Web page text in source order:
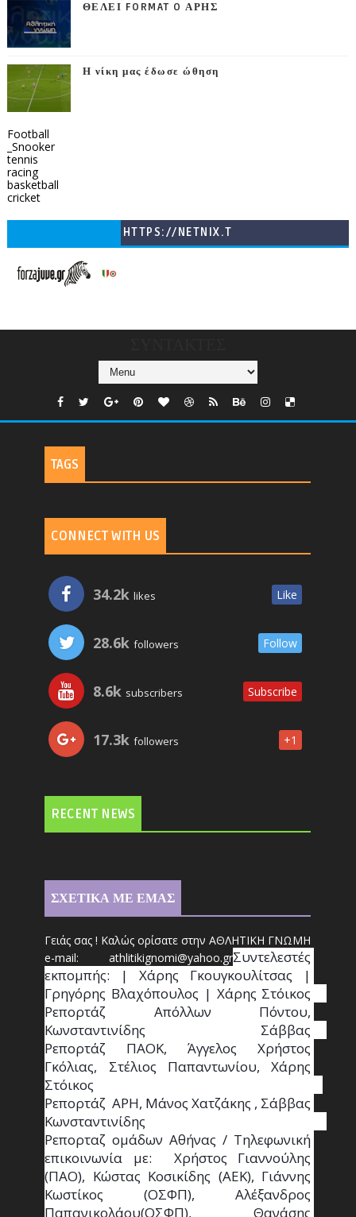
ΘΕΛΕΙ FORMAT O ΑΡΗΣ
Η νίκη μας έδωσε ώθηση
Football
_Snooker
tennis
racing
basketball
cricket
HTTPS://NETNIX.T
TAGS
CONNECT WITH US
34.2k likes Like
28.6k followers Follow
8.6k subscribers Subscribe
17.3k followers +1
RECENT NEWS
ΣΧΕΤΙΚΑ ΜΕ ΕΜΑΣ
Γειάς σας ! Καλώς ορίσατε στην ΑΘΛΗΤΙΚΗ ΓΝΩΜΗ
e-mail: athlitikignomi@yahoo.grΣυντελεστές
εκπομπής: | Χάρης Γκουγκουλίτσας |
Γρηγόρης Βλαχόπουλος | Χάρης Στόικος
Ρεπορτάζ Απόλλων Πόντου,
Κωνσταντινίδης   Σάββας
Ρεπορτάζ ΠΑΟΚ, Άγγελος Χρήστος
Γκόλιας, Στέλιος Παπαντωνίου, Χάρης
Στόικος
Ρεπορτάζ  ΑΡΗ, Μάνος Χατζάκης , Σάββας
Κωνσταντινίδης
Ρεπορταζ ομάδων Αθήνας / Τηλεφωνική
επικοινωνία με:  Χρήστος Γιαννούλης
(ΠΑΟ), Κώστας Κοσικίδης (ΑΕΚ), Γιάννης
Κωστίκος (ΟΣΦΠ), Αλέξανδρος
Παπανικολάου(ΟΣΦΠ), Θανάσης